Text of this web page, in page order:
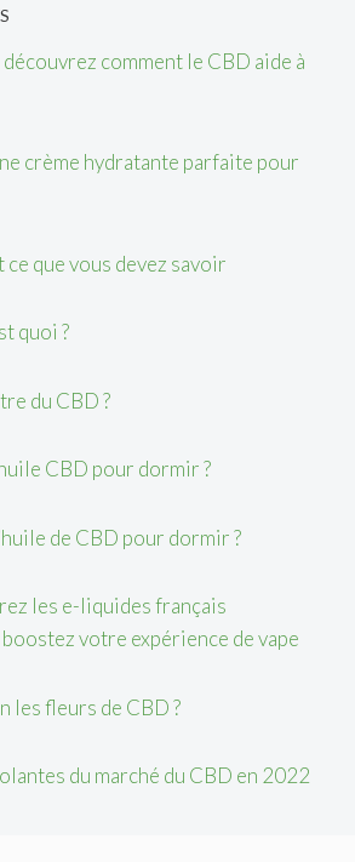
comment le CBD aide à
crème hydratante parfaite pour
ce que vous devez savoir
quoi ?
du CBD ?
CBD pour dormir ?
de CBD pour dormir ?
les e-liquides français
votre expérience de vape
les fleurs de CBD ?
du marché du CBD en 2022